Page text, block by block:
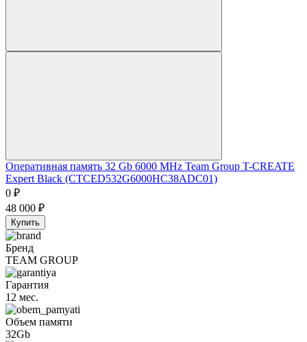
Оперативная память 32 Gb 6000 MHz Team Group T-CREATE
Expert Black (CTCED532G6000HC38ADC01)
0 ₽
48 000 ₽
Купить
Бренд
TEAM GROUP
Гарантия
12 мес.
Объем памяти
32Gb